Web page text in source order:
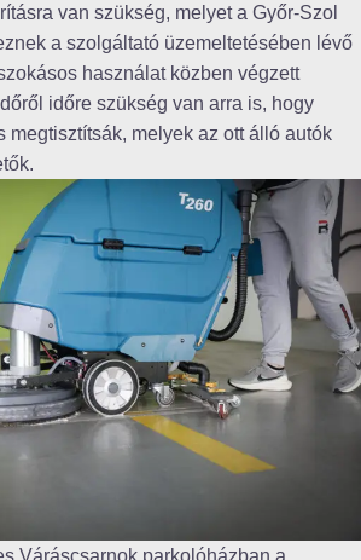
van szükség, melyet a Győr-Szol
a szolgáltató üzemeltetésében lévő
használat közben végzett
időre szükség van arra is, hogy
megtisztítsák, melyek az ott álló autók
Váráscsarnok parkolóházban a